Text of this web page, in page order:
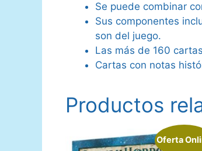
Se puede combinar
Sus componentes
son del juego.
Las más de 160
Cartas con notas
Productos
Oferta